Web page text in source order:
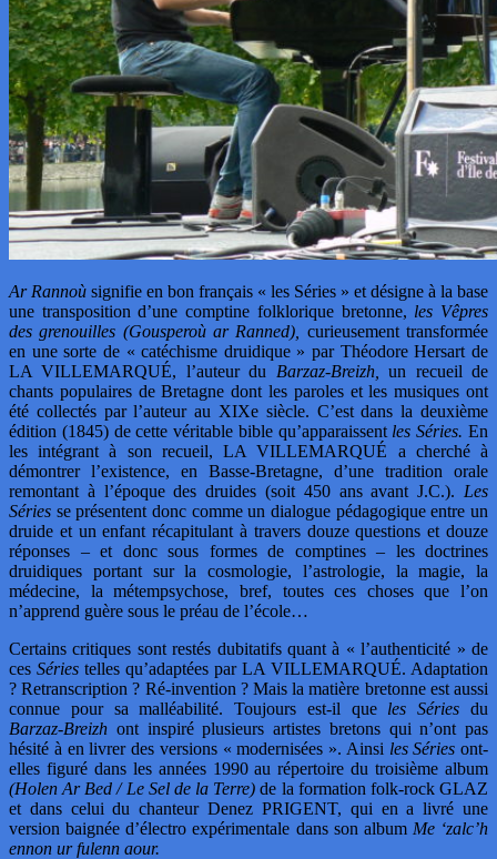
Ar Rannoù signifie en bon français « les Séries » et désigne à la base
une transposition d’une comptine folklorique bretonne, les Vêpres
des grenouilles (Gousperoù ar Ranned),
curieusement transformée
en une sorte de « catéchisme druidique » par Théodore Hersart de
LA VILLEMARQUÉ, l’auteur du Barzaz-Breizh,
un recueil de
chants populaires de Bretagne dont les paroles et les musiques ont
été collectés par l’auteur au XIXe siècle. C’est dans la deuxième
édition (1845) de cette véritable bible qu’apparaissent les Séries. En
les intégrant à son recueil, LA VILLEMARQUÉ a cherché à
démontrer l’existence, en Basse-Bretagne, d’une tradition orale
remontant à l’époque des druides (soit 450 ans avant J.C.). Les
Séries se présentent donc comme un dialogue pédagogique entre un
druide et un enfant récapitulant à travers douze questions et douze
réponses – et donc sous formes de comptines – les doctrines
druidiques portant sur la cosmologie, l’astrologie, la magie, la
médecine, la métempsychose, bref, toutes ces choses que l’on
n’apprend guère sous le préau de l’école…
Certains critiques sont restés dubitatifs quant à « l’authenticité » de
ces Séries telles qu’adaptées par LA VILLEMARQUÉ. Adaptation
? Retranscription ? Ré-invention ? Mais la matière bretonne est aussi
connue pour sa malléabilité. Toujours est-il que les Séries du
Barzaz-Breizh ont inspiré plusieurs artistes bretons qui n’ont pas
hésité à en livrer des versions « modernisées ». Ainsi les Séries ont-
elles figuré dans les années 1990 au répertoire du troisième album
(Holen Ar Bed / Le Sel de la Terre) de la formation folk-rock GLAZ
et dans celui du chanteur Denez PRIGENT, qui en a livré une
version baignée d’électro expérimentale dans son album Me ‘zalc’h
ennon ur fulenn aour.